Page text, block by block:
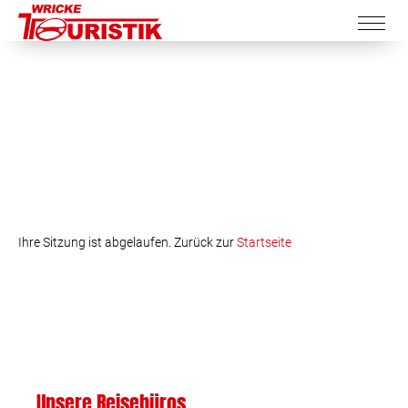
Ihre Sitzung ist abgelaufen. Zurück zurStartseite